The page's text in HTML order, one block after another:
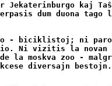
Jekaterinburgo kaj
dum duona tago
- biciklistoj; ni
Ni vizitis la novan
la moskva zoo -